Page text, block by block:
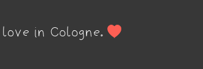
love in Cologne.